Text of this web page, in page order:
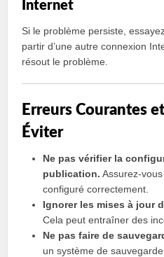
Internet
Si le problème persiste,
partir d’une autre connexion
résout le problème.
Erreurs Courantes
Éviter
Ne pas vérifier la
publication. Assurez-
configuré correctement.
Ignorer les mises à jour
Cela peut entraîner des
Ne pas faire de
un système de